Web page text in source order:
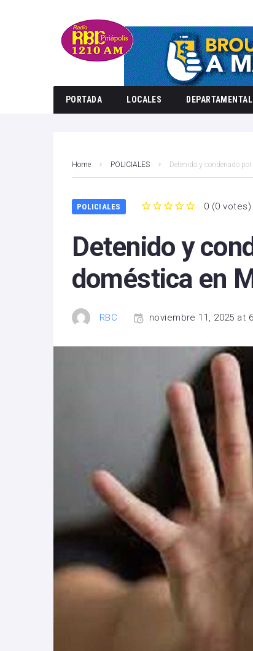
PORTADA LOCALES
Home POLICIALES Detenido y condenado
POLICIALES 0 (0 votes)
Detenido y
doméstica en
RBC noviembre 11, 2025 at